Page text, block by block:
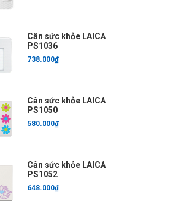
Cân sức khỏe LAICA
PS1036
738.000₫
Cân sức khỏe LAICA
PS1050
580.000₫
Cân sức khỏe LAICA
PS1052
648.000₫